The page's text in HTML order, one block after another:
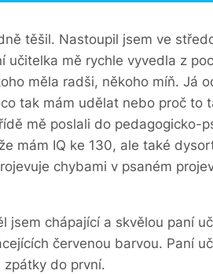
těšil. Nastoupil jsem ve
učitelka mě rychle vyvedla z
měla radši, někoho míň. Já
tak mám udělat nebo proč to
mě poslali do pedagogicko-
mám IQ ke 130, ale také
chybami v psaném
jsem chápající a skvělou paní
červenou barvou. Paní
do první.